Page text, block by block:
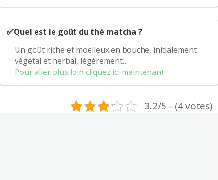
✅Quel est le goût du thé matcha ?
Un goût riche et moelleux en bouche, initialement
végétal et herbal, légèrement…
Pour aller plus loin cliquez ici maintenant
3.2/5 - (4 votes)